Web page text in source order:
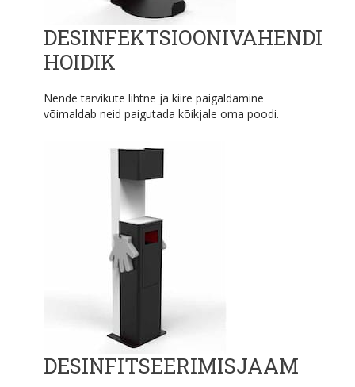
DESINFEKTSIOONIVAHENDI
HOIDIK
Nende tarvikute lihtne ja kiire paigaldamine
võimaldab neid paigutada kõikjale oma poodi.
DESINFITSEERIMISJAAM